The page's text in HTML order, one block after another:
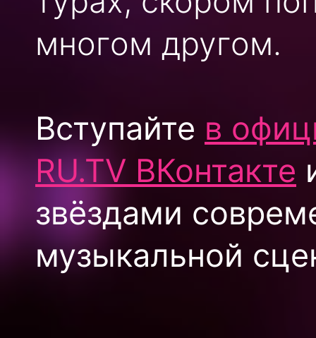
многом другом.
Вступайте в
RU.TV ВКонтакте
звёздами
музыкальной